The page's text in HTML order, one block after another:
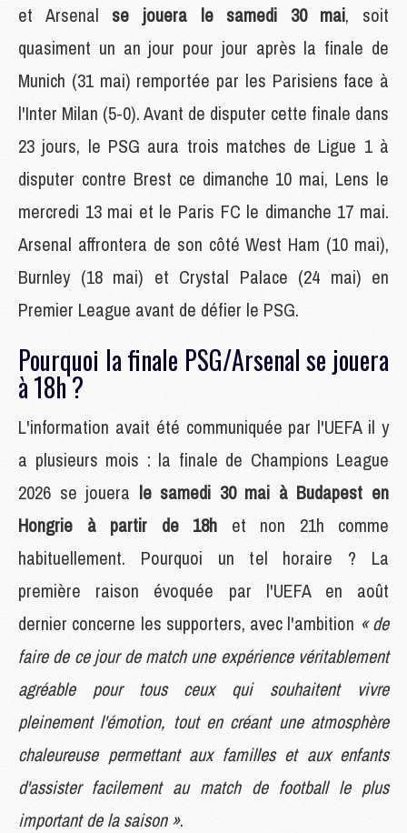
et Arsenal se jouera le samedi 30 mai, soit
quasiment un an jour pour jour après la finale de
Munich (31 mai) remportée par les Parisiens face à
l'Inter Milan (5-0). Avant de disputer cette finale dans
23 jours, le PSG aura trois matches de Ligue 1 à
disputer contre Brest ce dimanche 10 mai, Lens le
mercredi 13 mai et le Paris FC le dimanche 17 mai.
Arsenal affrontera de son côté West Ham (10 mai),
Burnley (18 mai) et Crystal Palace (24 mai) en
Premier League avant de défier le PSG.
Pourquoi la finale PSG/Arsenal se jouera
à 18h ?
L'information avait été communiquée par l'UEFA il y
a plusieurs mois : la finale de Champions League
2026 se jouera le samedi 30 mai à Budapest en
Hongrie à partir de 18h et non 21h comme
habituellement. Pourquoi un tel horaire ? La
première raison évoquée par l'UEFA en août
dernier concerne les supporters, avec l'ambition « de
faire de ce jour de match une expérience véritablement
agréable pour tous ceux qui souhaitent vivre
pleinement l'émotion, tout en créant une atmosphère
chaleureuse permettant aux familles et aux enfants
d'assister facilement au match de football le plus
important de la saison ».